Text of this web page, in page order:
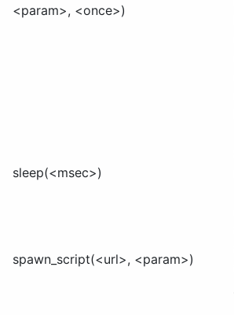
<param>, <once>)
sleep(<msec>)
spawn_script(<url>, <param>)